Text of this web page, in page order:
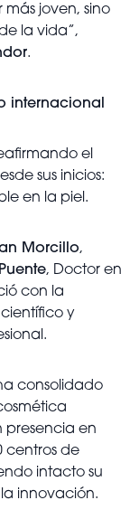
joven, sino
la vida”,
.
internacional
el
sus inicios:
en la piel.
Morcillo,
, Doctor en
con la
y
consolidado
presencia en
centros de
intacto su
innovación.